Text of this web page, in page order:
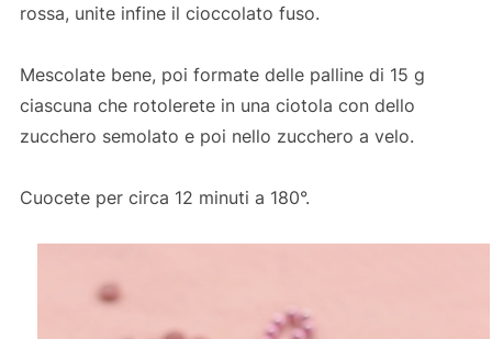
rossa, unite infine il cioccolato fuso.
Mescolate bene, poi formate delle palline di 15 g
ciascuna che rotolerete in una ciotola con dello
zucchero semolato e poi nello zucchero a velo.
Cuocete per circa 12 minuti a 180°.